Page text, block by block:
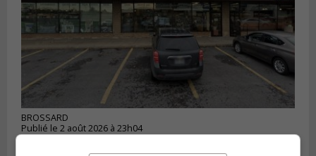
BROSSARD
Publié le 2 août 2026 à 23h04
Rappel de quatre produits alimentaires à